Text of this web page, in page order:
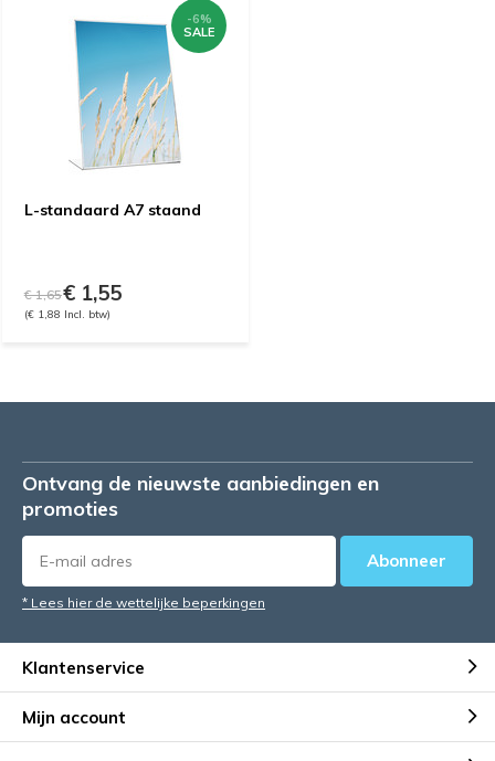
L-standaard A7 staand
-6%
SALE
€ 1,65€ 1,55
(€ 1,88 Incl. btw)
Ontvang de nieuwste aanbiedingen en
promoties
Abonneer
* Lees hier de wettelijke beperkingen
Klantenservice
Mijn account